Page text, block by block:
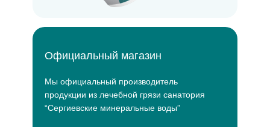
Официальный магазин
Мы официальный производитель
продукции из лечебной грязи санатория
“Сергиевские минеральные воды”